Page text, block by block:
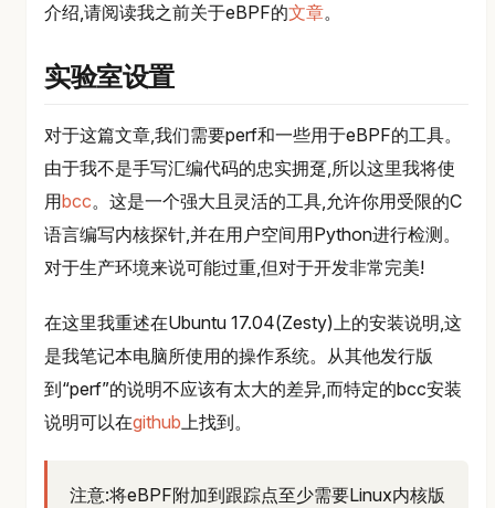
介绍,请阅读我之前关于eBPF的文章。
实验室设置
对于这篇文章,我们需要perf和一些用于eBPF的工具。
由于我不是手写汇编代码的忠实拥趸,所以这里我将使
用bcc。这是一个强大且灵活的工具,允许你用受限的C
语言编写内核探针,并在用户空间用Python进行检测。
对于生产环境来说可能过重,但对于开发非常完美!
在这里我重述在Ubuntu 17.04(Zesty)上的安装说明,这
是我笔记本电脑所使用的操作系统。从其他发行版
到“perf”的说明不应该有太大的差异,而特定的bcc安装
说明可以在github上找到。
注意:将eBPF附加到跟踪点至少需要Linux内核版